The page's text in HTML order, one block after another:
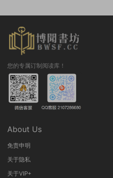
您的专属订制阅读库！
About Us
免责申明
关于隐私
关于VIP+